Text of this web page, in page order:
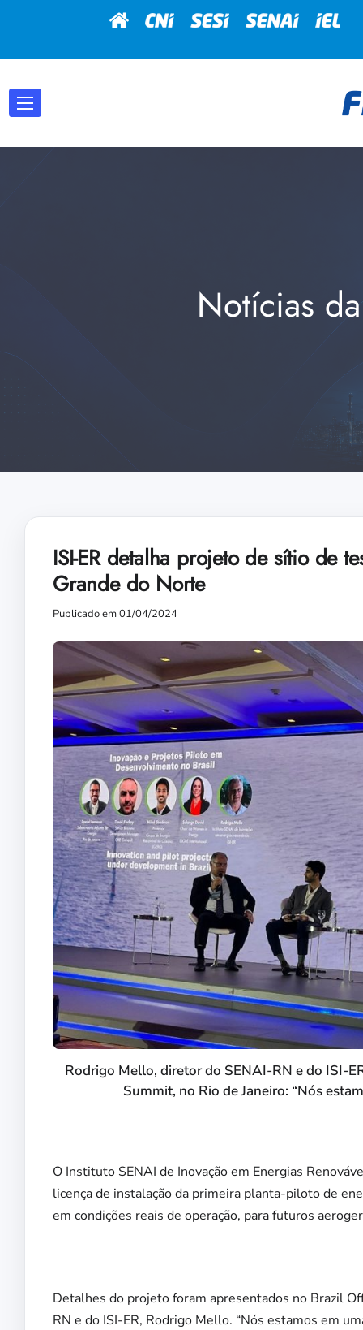
Notícias
ISI-ER detalha projeto de sítio de
Grande do Norte
Publicado em 01/04/2024
Rodrigo Mello, diretor do SENAI-RN e do ISI-
Summit, no Rio de Janeiro: “Nós
O Instituto SENAI de Inovação em Energias
licença de instalação da primeira planta-piloto de
em condições reais de operação, para futuros
Detalhes do projeto foram apresentados no Brazil
RN e do ISI-ER, Rodrigo Mello. “Nós estamos em